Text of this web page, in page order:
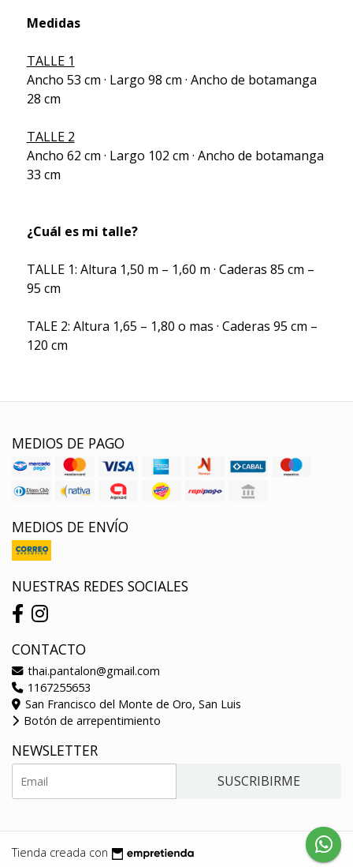
Medidas
TALLE 1
Ancho 53 cm · Largo 98 cm · Ancho de botamanga
28 cm
TALLE 2
Ancho 62 cm · Largo 102 cm · Ancho de botamanga
33 cm
¿Cuál es mi talle?
TALLE 1: Altura 1,50 m – 1,60 m · Caderas 85 cm –
95 cm
TALE 2: Altura 1,65 – 1,80 o mas · Caderas 95 cm –
120 cm
MEDIOS DE PAGO
MEDIOS DE ENVÍO
NUESTRAS REDES SOCIALES
CONTACTO
thai.pantalon@gmail.com
1167255653
San Francisco del Monte de Oro, San Luis
Botón de arrepentimiento
NEWSLETTER
SUSCRIBIRME
Tienda creada con